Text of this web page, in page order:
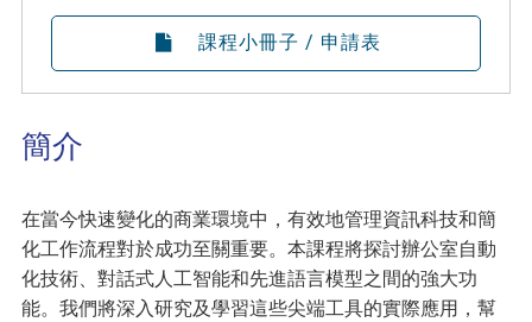
簡介
在當今快速變化的商業環境中，有效地管理資訊科技和簡
化工作流程對於成功至關重要。本課程將探討辦公室自動
化技術、對話式人工智能和先進語言模型之間的強大功
能。我們將深入研究及學習這些尖端工具的實際應用，幫
課程小冊子 / 申請表